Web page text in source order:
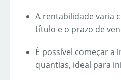
A rentabilidade varia
título e o prazo de
É possível começar a
quantias, ideal para